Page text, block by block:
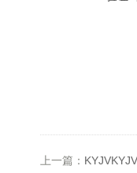
上一篇：